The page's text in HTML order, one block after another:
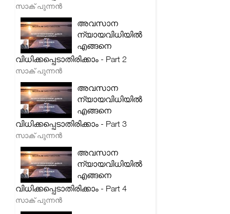
സാക് പുന്നൻ
അവസാന
ന്യായവിധിയിൽ
എങ്ങനെ
വിധിക്കപ്പെടാതിരിക്കാം - Part 2
സാക് പുന്നൻ
അവസാന
ന്യായവിധിയിൽ
എങ്ങനെ
വിധിക്കപ്പെടാതിരിക്കാം - Part 3
സാക് പുന്നൻ
അവസാന
ന്യായവിധിയിൽ
എങ്ങനെ
വിധിക്കപ്പെടാതിരിക്കാം - Part 4
സാക് പുന്നൻ